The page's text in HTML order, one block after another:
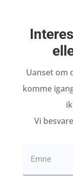
Uanset om
komme
Vi